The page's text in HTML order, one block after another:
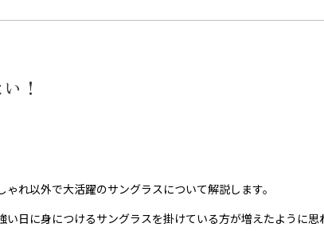
！
れ以外で大活躍のサングラスについて解説します。
日に身につけるサングラスを掛けている方が増えたように思